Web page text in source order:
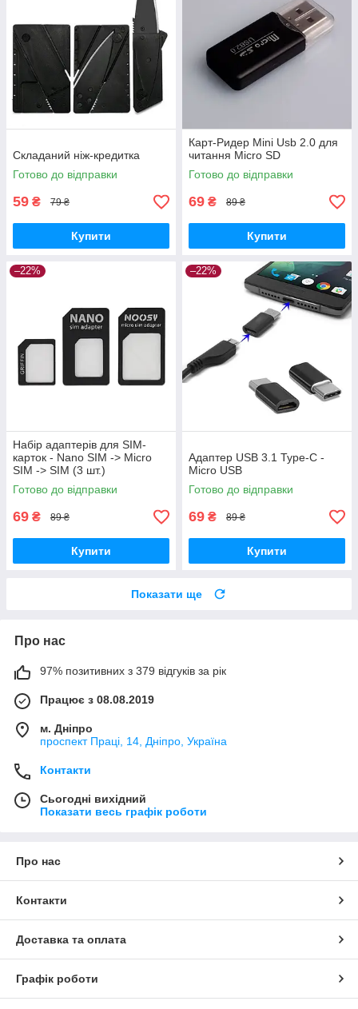
Складаний ніж-кредитка
Готово до відправки
59 ₴ 79 ₴
Купити
Карт-Ридер Mini Usb 2.0 для
читання Micro SD
Готово до відправки
69 ₴ 89 ₴
Купити
–22%
Набір адаптерів для SIM-
карток - Nano SIM -> Micro
SIM -> SIM (3 шт.)
Готово до відправки
69 ₴ 89 ₴
Купити
–22%
Адаптер USB 3.1 Type-C -
Micro USB
Готово до відправки
69 ₴ 89 ₴
Купити
Показати ще
Про нас
97% позитивних з 379 відгуків за рік
Працює з 08.08.2019
м. Дніпро
проспект Праці, 14, Дніпро, Україна
Контакти
Сьогодні вихідний
Показати весь графік роботи
Про нас
Контакти
Доставка та оплата
Графік роботи